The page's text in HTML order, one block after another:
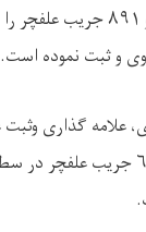
و ثبت نموده است.